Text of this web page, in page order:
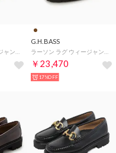
G.H.BASS
￥23,470
17%OFF